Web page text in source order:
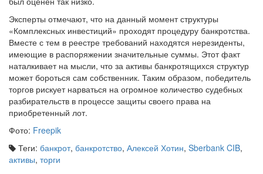
Эксперты отмечают, что на данный момент структуры
«Комплексных инвестиций» проходят процедуру банкротства.
Вместе с тем в реестре требований находятся нерезиденты,
имеющие в распоряжении значительные суммы. Этот факт
наталкивает на мысли, что за активы банкротящихся структур
может бороться сам собственник. Таким образом, победитель
торгов рискует нарваться на огромное количество судебных
разбирательств в процессе защиты своего права на
приобретенный лот.
Фото:Freepik
Теги:банкрот
активы, торги